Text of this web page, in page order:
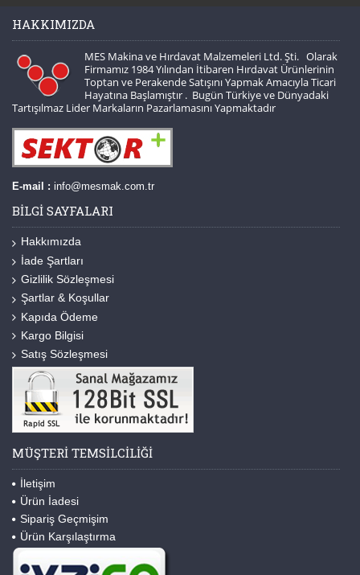
HAKKIMIZDA
MES Makina ve Hırdavat Malzemeleri Ltd. Şti. Olarak
Firmamız 1984 Yılından İtibaren Hırdavat Ürünlerinin
Toptan ve Perakende Satışını Yapmak Amacıyla Ticari
Hayatına Başlamıştır . Bugün Türkiye ve Dünyadaki
Tartışılmaz Lider Markaların Pazarlamasını Yapmaktadır
E-mail : info@mesmak.com.tr
BILGI SAYFALARI
Hakkımızda
İade Şartları
Gizlilik Sözleşmesi
Şartlar & Koşullar
Kapıda Ödeme
Kargo Bilgisi
Satış Sözleşmesi
MÜŞTERI TEMSILCILIĞI
İletişim
Ürün İadesi
Sipariş Geçmişim
Ürün Karşılaştırma